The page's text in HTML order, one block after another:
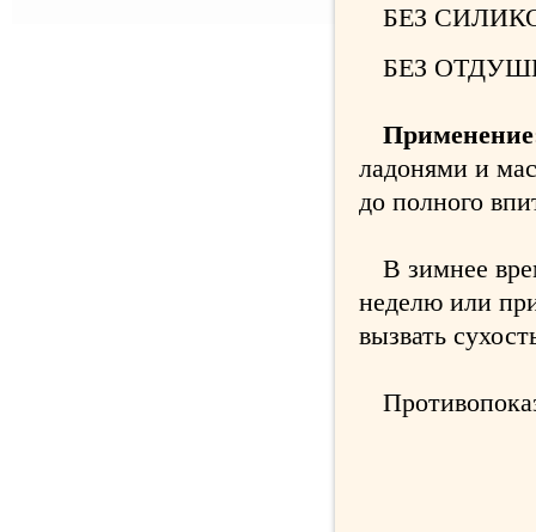
БЕЗ
БЕЗ
ладонями и
до полного
В зимнее
неделю или
вызвать